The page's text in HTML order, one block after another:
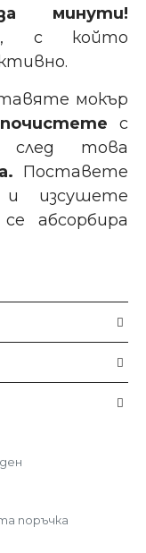
минути!
с който
мокър
с
след това
Поставете
и изсушете
абсорбира
поръчка